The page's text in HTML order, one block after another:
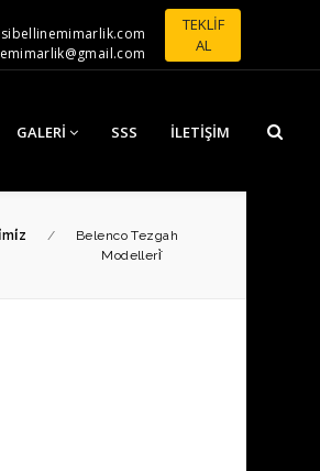
TEKLİF
AL
GALERI SSS İLETIŞIM
/
Belenco Tezgah
Modelleri̇̇